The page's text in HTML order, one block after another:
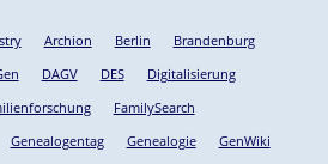
Archion Berlin
Brandenburg
DAGV DES
Digitalisierung
FamilySearch
Genealogentag Genealogie
GenWiki